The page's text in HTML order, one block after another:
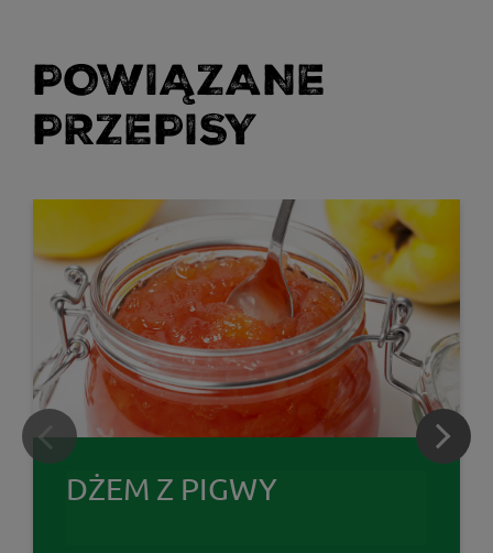
POWIĄZANE
PRZEPISY
DŻEM Z PIGWY